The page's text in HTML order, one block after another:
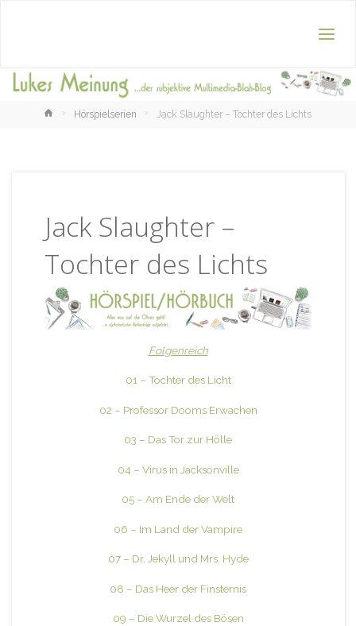
HomeHörspielserien Jack Slaughter – Tochter des Lichts
Jack Slaughter –
Tochter des Lichts
Folgenreich
01 – Tochter des Licht
02 – Professor Dooms Erwachen
03 – Das Tor zur Hölle
04 – Virus in Jacksonville
05 – Am Ende der Welt
06 – Im Land der Vampire
07 – Dr. Jekyll und Mrs. Hyde
08 – Das Heer der Finsternis
09 – Die Wurzel des Bösen